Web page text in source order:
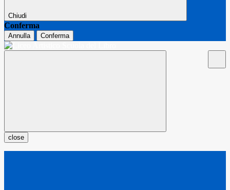
Chiudi
Conferma
Annulla Conferma
close